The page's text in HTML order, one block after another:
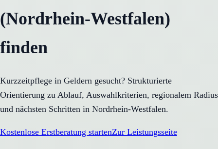
(Nordrhein-Westfalen)
finden
Kurzzeitpflege in Geldern gesucht? Strukturierte
Orientierung zu Ablauf, Auswahlkriterien, regionalem Radius
und nächsten Schritten in Nordrhein-Westfalen.
Kostenlose Erstberatung startenZur Leistungsseite